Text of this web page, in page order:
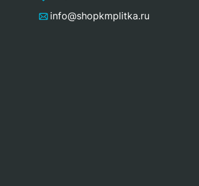
info@shopkmplitka.ru